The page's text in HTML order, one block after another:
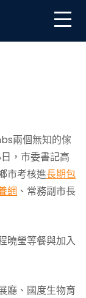
到新鄉市考核
兩個無知的傢
，市委書記高
市考核進長期包
網 、常務副市長
曉瑩等餐與加入
廳、國度生物育